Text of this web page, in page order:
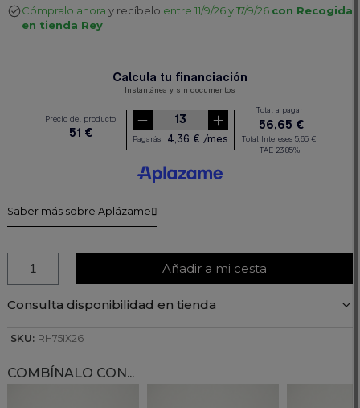
Cómpralo ahora y recíbelo entre 11/9/26 y 17/9/26 con Recogida
en tienda Rey
Saber más sobre Aplázame
Añadir a mi cesta
Consulta disponibilidad en tienda
SKU: RH75IX26
COMBÍNALO CON...